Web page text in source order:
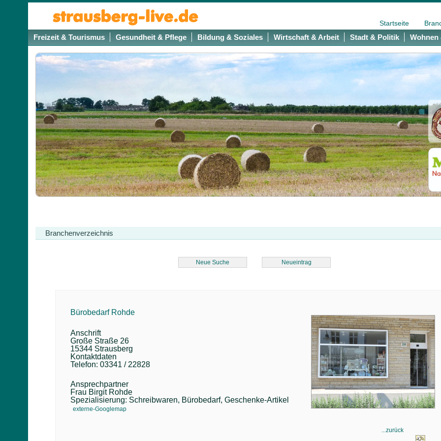
Startseite
Freizeit & Tourismus Gesundheit & Pflege Bildung & Soziales Wirtschaft & Arbeit Stadt & Politik Wohnen
Branchenverzeichnis
Neue Suche Neueintrag
Bürobedarf Rohde
Anschrift
Große Straße 26
15344 Strausberg
Kontaktdaten
Telefon: 03341 / 22828
Ansprechpartner
Frau Birgit Rohde
Spezialisierung: Schreibwaren, Bürobedarf, Geschenke-Artikel
externe-Googlemap
...zurück